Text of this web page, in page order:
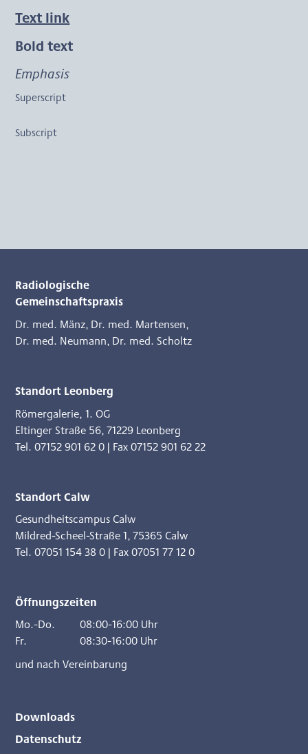
Text link
Bold text
Emphasis
Superscript
Subscript
Radiologische
Gemeinschaftspraxis
Dr. med. Mänz, Dr. med. Martensen,
Dr. med. Neumann, Dr. med. Scholtz
Standort Leonberg
Römergalerie, 1. OG
Eltinger Straße 56,71229 Leonberg
Tel. 07152 901 62 0 | Fax 07152 901 62 22
Standort Calw
Gesundheitscampus Calw
Mildred-Scheel-Straße 1,75365 Calw
Tel. 07051 154 38 0 | Fax 07051 77 12 0
Öffnungszeiten
Mo.-Do.
08:00-16:00 Uhr
Fr.
08:30-16:00 Uhr
und nach Vereinbarung
Downloads
Datenschutz